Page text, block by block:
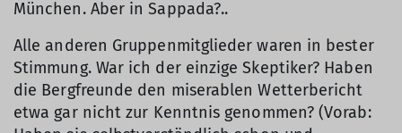
München. Aber in Sappada?..
Alle anderen Gruppenmitglieder waren in bester
Stimmung. War ich der einzige Skeptiker? Haben
die Bergfreunde den miserablen Wetterbericht
etwa gar nicht zur Kenntnis genommen? (Vorab: